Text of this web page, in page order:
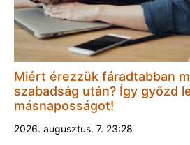
Miért érezzük fáradtabban
szabadság után? Így győzd
másnaposságot!
2026. augusztus. 7. 23:28